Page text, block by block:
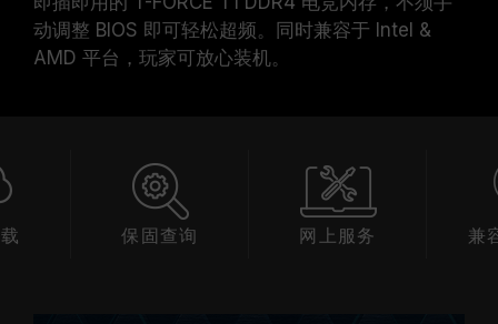
动调整 BIOS 即可轻松超频。同时兼容于 Intel &
AMD 平台，玩家可放心装机。
保固查询 网上服务 兼